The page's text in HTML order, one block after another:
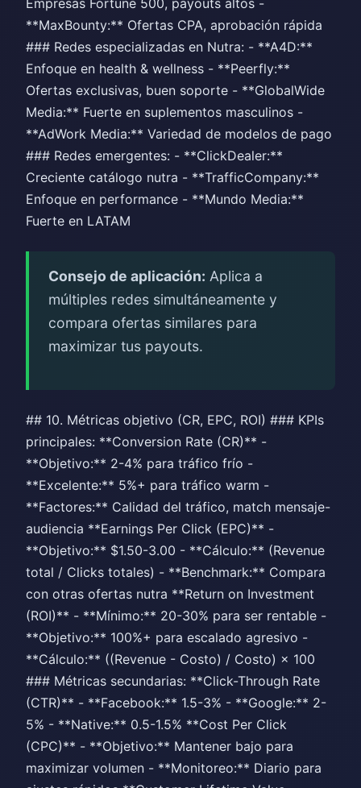
**MaxBounty:** Ofertas CPA, aprobación rápida
### Redes especializadas en Nutra: - **A4D:**
Enfoque en health & wellness - **Peerfly:**
Ofertas exclusivas, buen soporte - **GlobalWide
Media:** Fuerte en suplementos masculinos -
**AdWork Media:** Variedad de modelos de pago
### Redes emergentes: - **ClickDealer:**
Creciente catálogo nutra - **TrafficCompany:**
Enfoque en performance - **Mundo Media:**
Fuerte en LATAM
Consejo de aplicación: Aplica a
múltiples redes simultáneamente y
compara ofertas similares para
maximizar tus payouts.
## 10. Métricas objetivo (CR, EPC, ROI) ### KPIs
principales: **Conversion Rate (CR)** -
**Objetivo:** 2-4% para tráfico frío -
**Excelente:** 5%+ para tráfico warm -
**Factores:** Calidad del tráfico, match mensaje-
audiencia **Earnings Per Click (EPC)** -
**Objetivo:** $1.50-3.00 - **Cálculo:** (Revenue
total / Clicks totales) - **Benchmark:** Compara
con otras ofertas nutra **Return on Investment
(ROI)** - **Mínimo:** 20-30% para ser rentable -
**Objetivo:** 100%+ para escalado agresivo -
**Cálculo:** ((Revenue - Costo) / Costo) × 100
### Métricas secundarias: **Click-Through Rate
(CTR)** - **Facebook:** 1.5-3% - **Google:** 2-
5% - **Native:** 0.5-1.5% **Cost Per Click
(CPC)** - **Objetivo:** Mantener bajo para
maximizar volumen - **Monitoreo:** Diario para